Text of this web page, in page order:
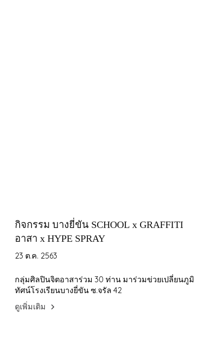
กิจกรรม บางยี่ขัน SCHOOL x GRAFFITI
อาสา x HYPE SPRAY
23 ต.ค. 2563
กลุ่มศิลปินจิตอาสาร่วม 30 ท่าน มาร่วมข่วยเปลี่ยนภูมิ
ทัศน์โรงเรียนบางยี่ขัน ซ.จรัล 42
ดูเพิ่มเติม